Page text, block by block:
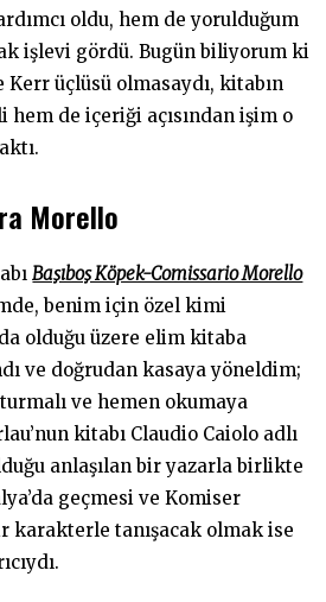
oldu, hem de yorulduğum
işlevi gördü. Bugün biliyorum ki
Kerr üçlüsü olmasaydı, kitabın
de içeriği açısından işim o
Morello
Başıboş Köpek-Comissario Morello
benim için özel kimi
olduğu üzere elim kitaba
ve doğrudan kasaya yöneldim;
ve hemen okumaya
kitabı Claudio Caiolo adlı
anlaşılan bir yazarla birlikte
geçmesi ve Komiser
karakterle tanışacak olmak ise